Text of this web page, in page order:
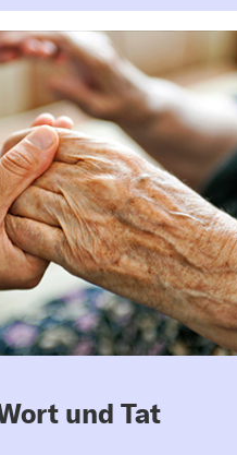
und Tat